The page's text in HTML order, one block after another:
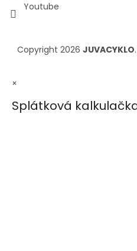
Youtube
Copyright 2026 JUVACYKLO
×
Splátková kalkulačka